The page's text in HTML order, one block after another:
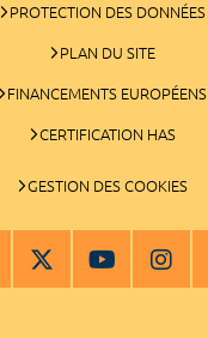
PROTECTION DES DONNÉES
PLAN DU SITE
FINANCEMENTS EUROPÉENS
CERTIFICATION HAS
GESTION DES COOKIES